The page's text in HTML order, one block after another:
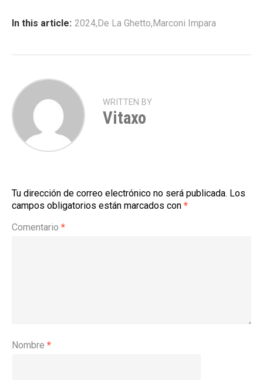
In this article: 2024,De La Ghetto,Marconi Impara
WRITTEN BY
Vitaxo
Tu dirección de correo electrónico no será publicada. Los
campos obligatorios están marcados con *
Comentario *
Nombre *